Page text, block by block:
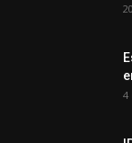
4